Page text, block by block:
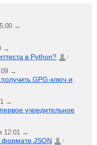
→
→
в Python? 2
→
GPG-ключ и
→
учредительное
12:01 →
формате JSON 1